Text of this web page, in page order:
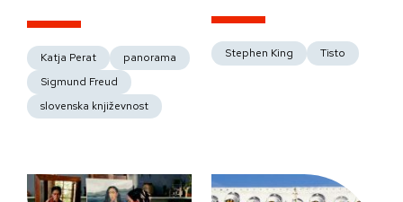
Katja Perat
panorama
Sigmund Freud
slovenska književnost
Stephen King Tisto